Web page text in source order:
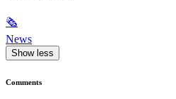
🗞
News
Show less
Comments